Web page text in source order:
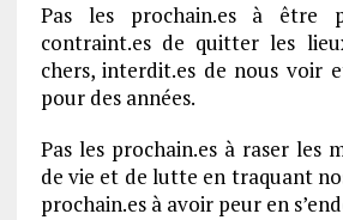
Pas les prochain.es à être
contraint.es de quitter les
chers, interdit.es de nous voir
pour des années.
Pas les prochain.es à raser les
de vie et de lutte en traquant
prochain.es à avoir peur en